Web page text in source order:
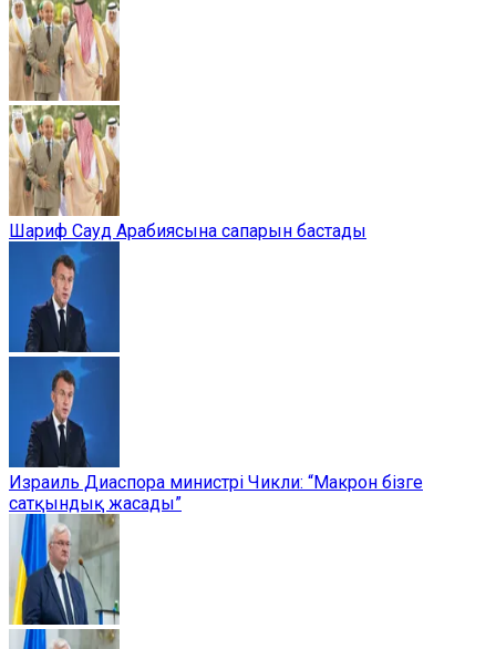
Шариф Сауд Арабиясына сапарын бастады
Израиль Диаспора министрі Чикли: “Макрон бізге
сатқындық жасады”